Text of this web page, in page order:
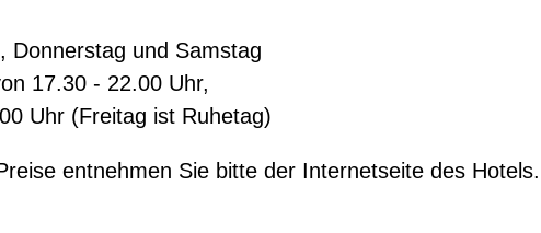
Donnerstag und Samstag
17.30 - 22.00 Uhr,
Uhr (Freitag ist Ruhetag)
entnehmen Sie bitte der Internetseite des Hotels.